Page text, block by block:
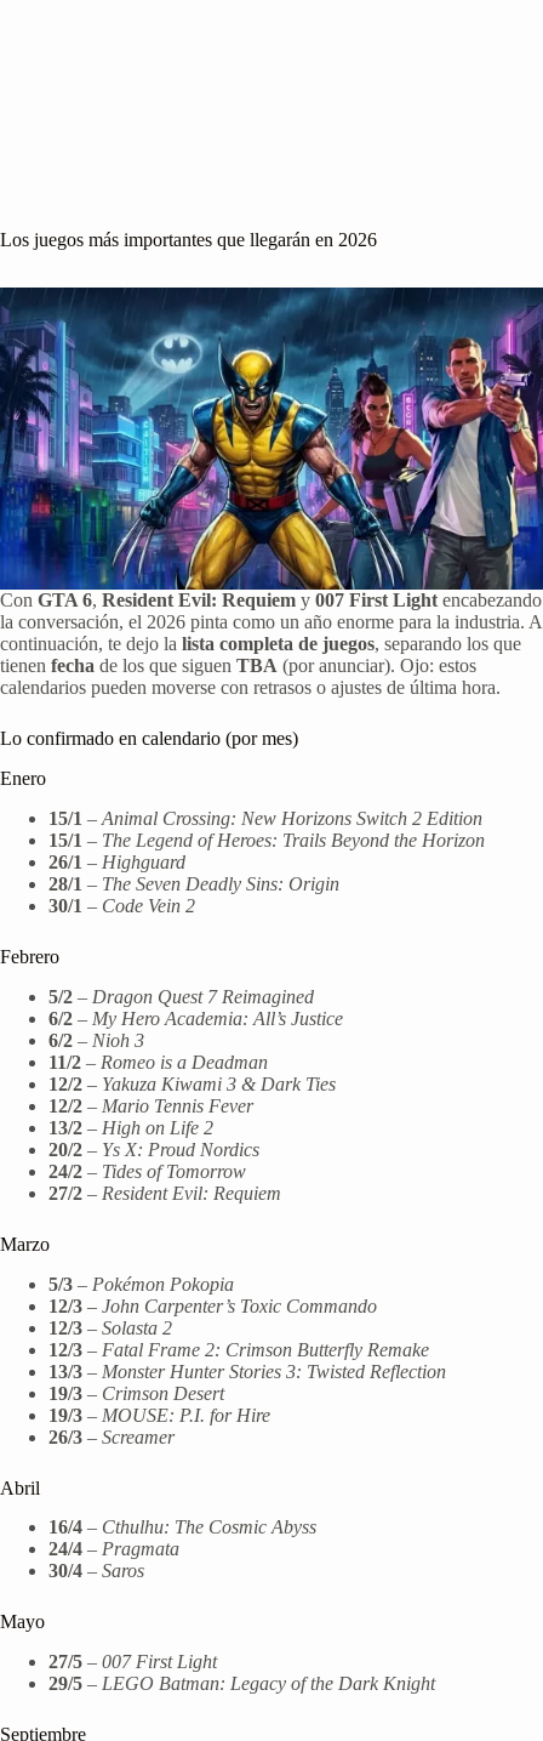
Los juegos más importantes que llegarán en 2026
Con GTA 6, Resident Evil: Requiem y 007 First Light encabezando
la conversación, el 2026 pinta como un año enorme para la industria. A
continuación, te dejo la lista completa de juegos, separando los que
tienen fecha de los que siguen TBA (por anunciar). Ojo: estos
calendarios pueden moverse con retrasos o ajustes de última hora.
Lo confirmado en calendario (por mes)
Enero
15/1 – Animal Crossing: New Horizons Switch 2 Edition
15/1 – The Legend of Heroes: Trails Beyond the Horizon
26/1 – Highguard
28/1 – The Seven Deadly Sins: Origin
30/1 – Code Vein 2
Febrero
5/2 – Dragon Quest 7 Reimagined
6/2 – My Hero Academia: All’s Justice
6/2 – Nioh 3
11/2 – Romeo is a Deadman
12/2 – Yakuza Kiwami 3 & Dark Ties
12/2 – Mario Tennis Fever
13/2 – High on Life 2
20/2 – Ys X: Proud Nordics
24/2 – Tides of Tomorrow
27/2 – Resident Evil: Requiem
Marzo
5/3 – Pokémon Pokopia
12/3 – John Carpenter’s Toxic Commando
12/3 – Solasta 2
12/3 – Fatal Frame 2: Crimson Butterfly Remake
13/3 – Monster Hunter Stories 3: Twisted Reflection
19/3 – Crimson Desert
19/3 – MOUSE: P.I. for Hire
26/3 – Screamer
Abril
16/4 – Cthulhu: The Cosmic Abyss
24/4 – Pragmata
30/4 – Saros
Mayo
27/5 – 007 First Light
29/5 – LEGO Batman: Legacy of the Dark Knight
Septiembre